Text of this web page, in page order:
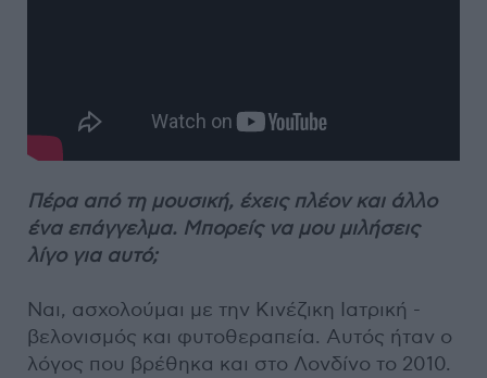
Πέρα από τη μουσική, έχεις πλέον και άλλο
ένα επάγγελμα. Μπορείς να μου μιλήσεις
λίγο για αυτό;
Ναι, ασχολούμαι με την Κινέζικη Ιατρική -
βελονισμός και φυτοθεραπεία. Αυτός ήταν ο
λόγος που βρέθηκα και στο Λονδίνο το 2010.